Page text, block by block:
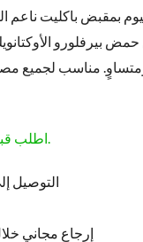
مناسب لجميع
اطلب قبل الساعة 1:00 مساءً لتصلك غدًا.
التوصيل
إرجاع مجاني خلال 5 أيام من طلبك (غير